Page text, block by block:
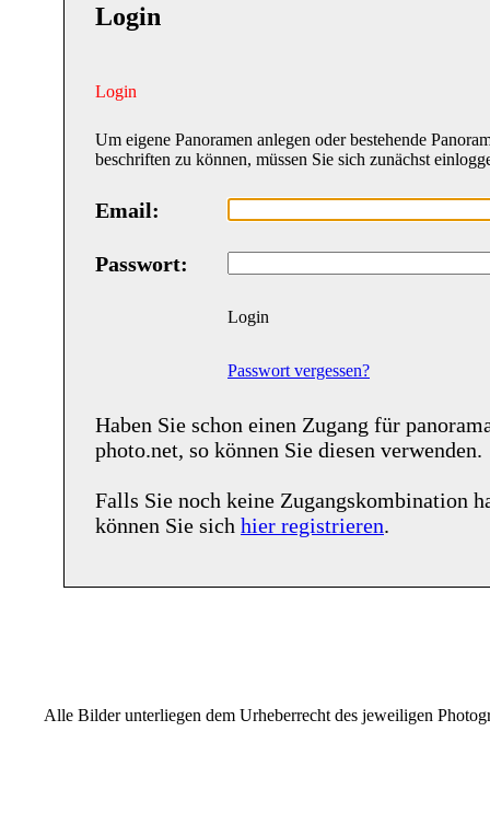
Login
Login
Um eigene Panoramen anlegen oder bestehende
beschriften zu können, müssen Sie sich zunächst
Email:
Passwort:
Login
Passwort vergessen?
Haben Sie schon einen Zugang für
photo.net, so können Sie diesen verwenden.
Falls Sie noch keine Zugangskombination
können Sie sich hier registrieren.
Alle Bilder unterliegen dem Urheberrecht des jeweiligen